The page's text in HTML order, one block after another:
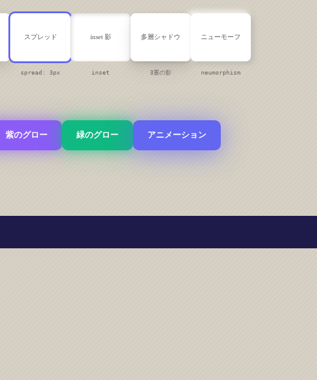
スプレッド
spread: 3px
inset 影
inset
多層シャドウ
3重の影
ニューモーフ
neumorphism
紫のグロー 緑のグロー アニメーション